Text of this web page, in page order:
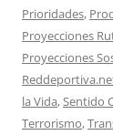
Prioridades,
Proyecciones
Proyecciones
la Vida,Sentido
Terrorismo,